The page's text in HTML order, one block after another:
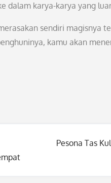
dalam karya-karya yang
sendiri magisnya
kamu akan
Pesona Tas